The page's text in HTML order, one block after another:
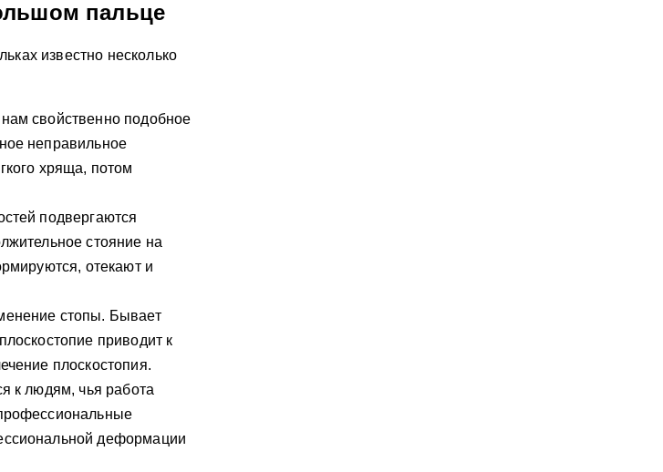
пальце
известно несколько
свойственно подобное
неправильное
хряща, потом
подвергаются
стояние на
отекают и
стопы. Бывает
приводит к
плоскостопия.
к людям, чья работа
деформации